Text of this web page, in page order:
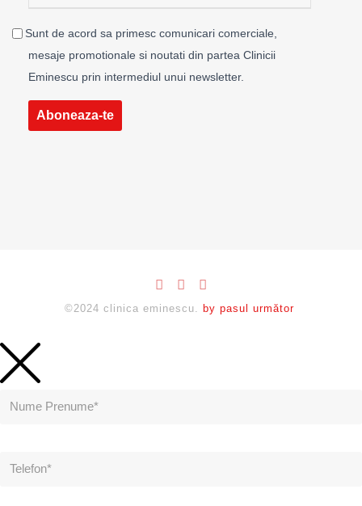
Sunt de acord sa primesc comunicari comerciale,
mesaje promotionale si noutati din partea Clinicii
Eminescu prin intermediul unui newsletter.
Aboneaza-te
©2024 clinica eminescu. by pasul următor